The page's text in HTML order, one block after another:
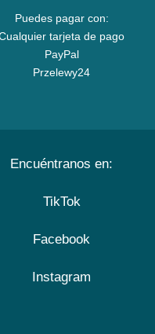
Puedes pagar con:
tarjeta de pago
PayPal
Przelewy24
Encuéntranos en:
TikTok
Facebook
Instagram